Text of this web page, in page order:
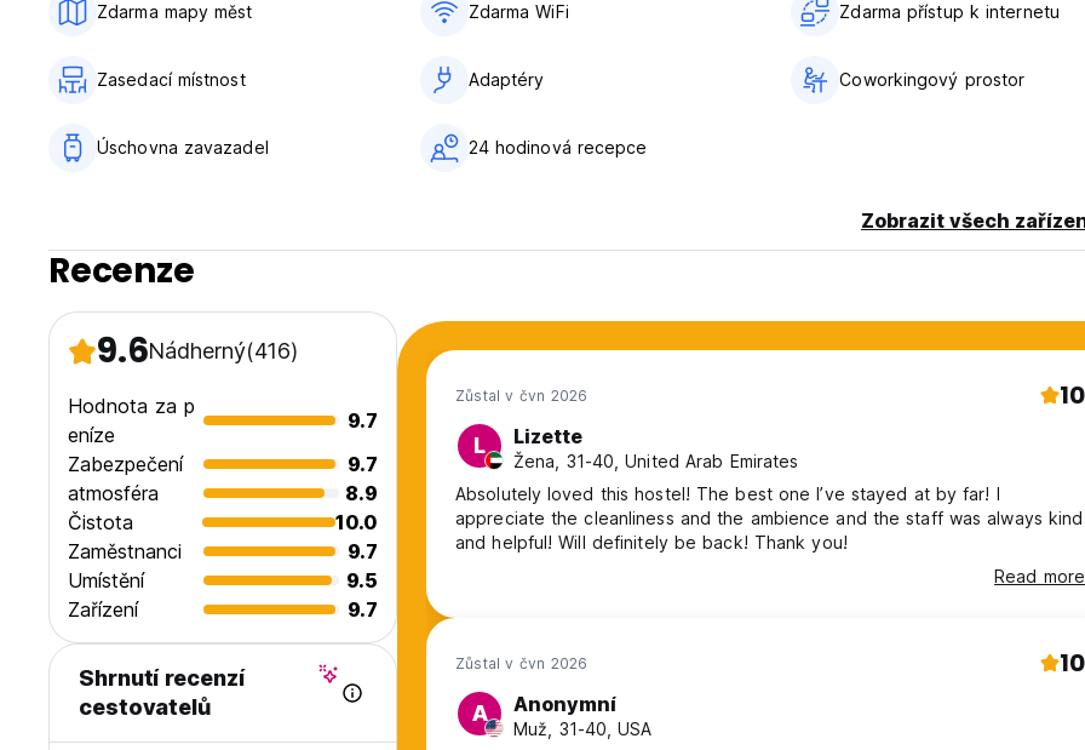
Zdarma mapy měst Zdarma WiFi Zdarma přístup k internetu
Zasedací místnost Adaptéry Coworkingový prostor
Úschovna zavazadel 24 hodinová recepce
Zobrazit všech
Recenze
9.6Nádherný(416)
Hodnota za p
eníze
9.7
Zabezpečení
9.7
atmosféra
8.9
Čistota
10.0
Zaměstnanci
9.7
Umístění
9.5
Zařízení
9.7
Shrnutí recenzí
cestovatelů
Zůstal v čvn 2026 10
L Lizette
Žena, 31-40, United Arab Emirates
Absolutely loved this hostel! The best one I’ve stayed at by far! I
appreciate the cleanliness and the ambience and the staff was always kind
and helpful! Will definitely be back! Thank you!
Read more
Zůstal v čvn 2026 10
A Anonymní
Muž, 31-40, USA